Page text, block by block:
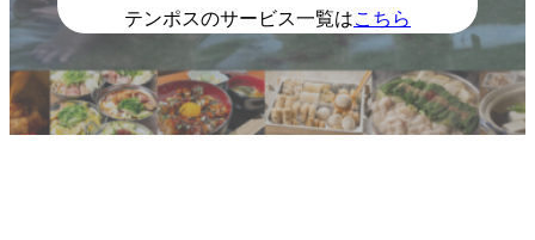
テンポスのサービス一覧はこちら